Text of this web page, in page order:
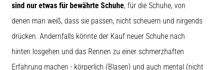
sind nur etwas für bewährte Schuhe, für die Schuhe, von
denen man weiß, dass sie passen, nicht scheuern und nirgends
drücken. Andernfalls könnte der Kauf neuer Schuhe nach
hinten losgehen und das Rennen zu einer schmerzhaften
Erfahrung machen - körperlich (Blasen) und auch mental (nicht